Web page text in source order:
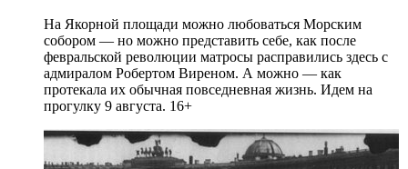
На Якорной площади можно любоваться Морским
собором — но можно представить себе, как после
февральской революции матросы расправились здесь с
адмиралом Робертом Виреном. А можно — как
протекала их обычная повседневная жизнь. Идем на
прогулку 9 августа. 16+